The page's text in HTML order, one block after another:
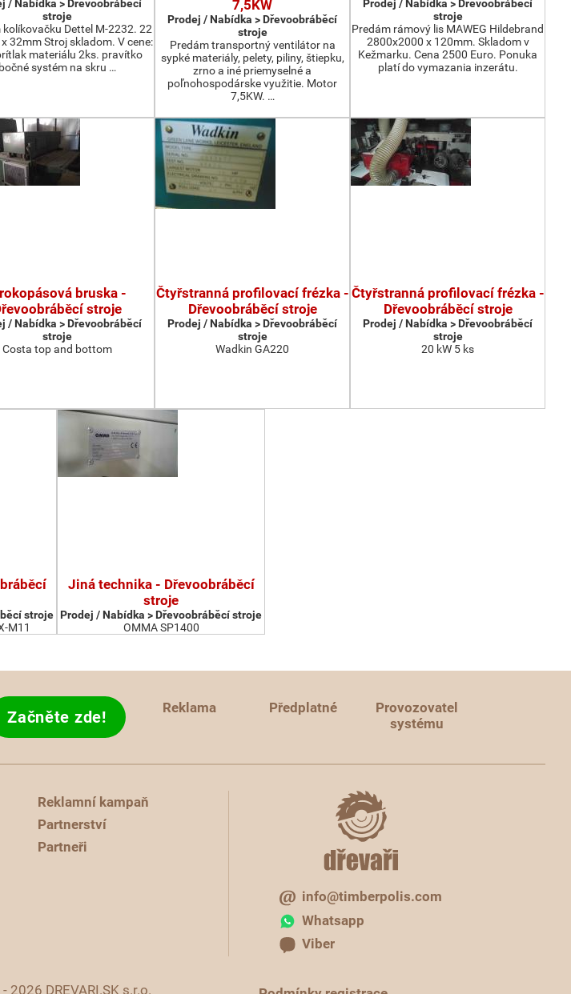
/ Nabídka > Dřevoobráběcí
stroje
kolíkovačku Dettel M-2232. 22
32mm Stroj skladom. V cene:
materiálu 2ks. pravítko
bočné systém na skru …
7,5KW
Prodej / Nabídka > Dřevoobráběcí
stroje
Predám transportný ventilátor na
sypké materiály, pelety, piliny, štiepku,
zrno a iné priemyselné a
poľnohospodárske využitie. Motor
7,5KW. …
Prodej / Nabídka > Dřevoobráběcí
stroje
Predám rámový lis MAWEG Hildebrand
2800x2000 x 120mm. Skladom v
Kežmarku. Cena 2500 Euro. Ponuka
platí do vymazania inzerátu.
bruska -
stroje
/ Nabídka > Dřevoobráběcí
stroje
Costa top and bottom
Čtyřstranná profilovací frézka -
Dřevoobráběcí stroje
Prodej / Nabídka > Dřevoobráběcí
stroje
Wadkin GA220
Čtyřstranná profilovací frézka -
Dřevoobráběcí stroje
Prodej / Nabídka > Dřevoobráběcí
stroje
20 kW 5 ks
stroje
M11
Jiná technika - Dřevoobráběcí
stroje
Prodej / Nabídka > Dřevoobráběcí stroje
OMMA SP1400
Začněte zde! Reklama Předplatné
Provozovatel
systému
Reklamní kampaň
Partnerství
Partneři
info@timberpolis.com
Whatsapp
Viber
2026 DREVARI.SK s.r.o.